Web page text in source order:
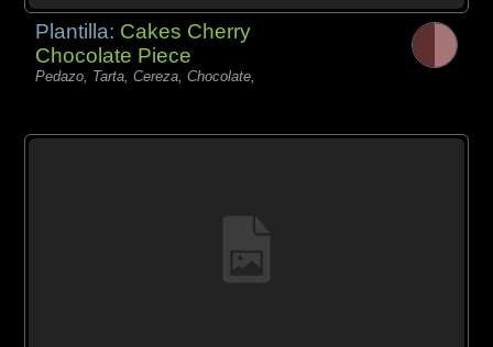
Plantilla: Cakes Cherry
Chocolate Piece
Pedazo, Tarta, Cereza, Chocolate,